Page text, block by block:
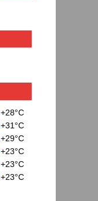
+28°C
+31°C
+29°C
+23°C
+23°C
+23°C